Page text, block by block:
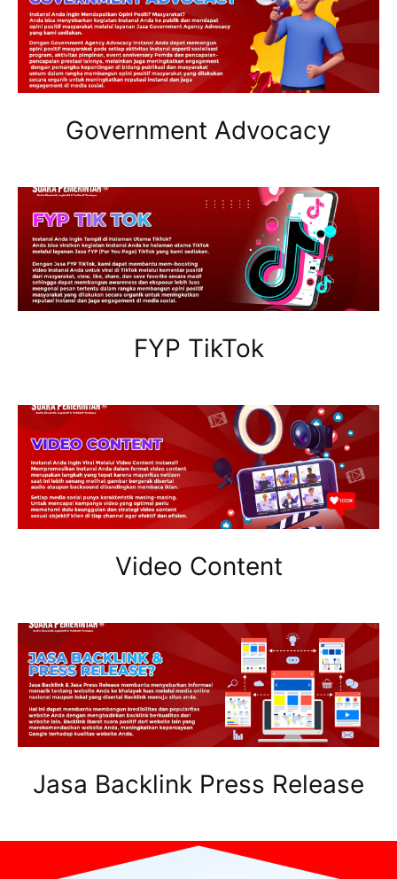
Government Advocacy
FYP TikTok
Video Content
Jasa Backlink Press Release